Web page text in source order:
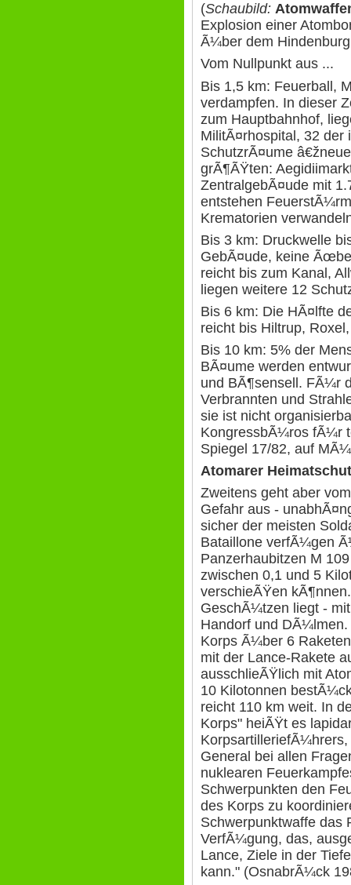
(Schaubild:
Explosion einer
Ã¼ber dem
Vom Nullpunkt aus ...
Bis 1,5 km: Feuerball,
verdampfen. In dieser
zum Hauptbahnhof,
MilitÃ¤rhospital, 32 der
SchutzrÃ¤ume
grÃ¶ÃŸten:
ZentralgebÃ¤ude mit
entstehen
Krematorien
Bis 3 km: Druckwelle
GebÃ¤ude, keine
reicht bis zum Kanal,
liegen weitere 12
Bis 6 km: Die HÃ¤lfte
reicht bis Hiltrup,
Bis 10 km: 5% der
BÃ¤ume werden
und BÃ¶sensell. FÃ¼r
Verbrannten und
sie ist nicht
KongressbÃ¼ros fÃ¼r
Spiegel 17/82, auf
Atomarer
Zweitens geht aber
Gefahr aus -
sicher der meisten
Bataillone verfÃ¼gen
Panzerhaubitzen M
zwischen 0,1 und 5
verschieÃŸen
GeschÃ¼tzen liegt -
Handorf und
Korps Ã¼ber 6
mit der Lance-Rakete
ausschlieÃŸlich mit
10 Kilotonnen
reicht 110 km weit. In
Korps" heiÃŸt es
General bei allen
nuklearen
Schwerpunkten den
des Korps zu
Schwerpunktwaffe das
VerfÃ¼gung, das,
Lance, Ziele in der
kann." (OsnabrÃ¼ck